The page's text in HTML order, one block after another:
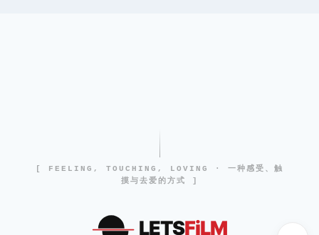
[ FEELING, TOUCHING, LOVING · 一种感受、触
摸与去爱的方式 ]
LETSFiLM